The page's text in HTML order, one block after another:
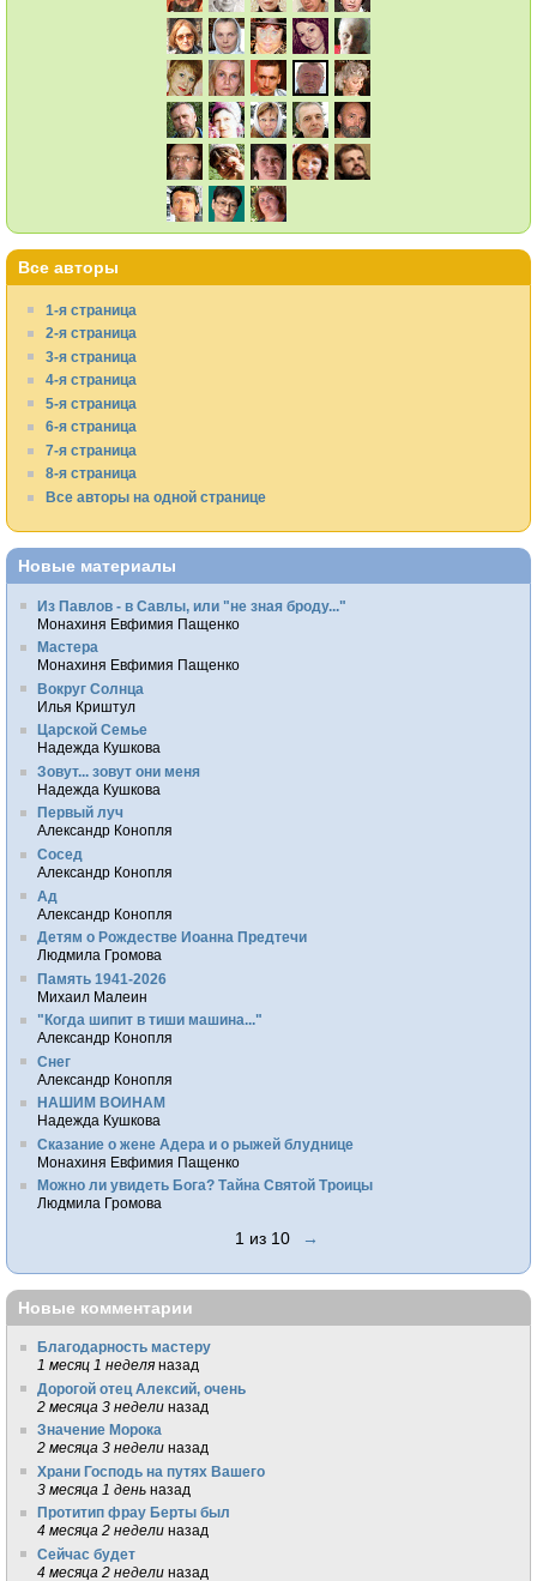
Все авторы
1-я страница
2-я страница
3-я страница
4-я страница
5-я страница
6-я страница
7-я страница
8-я страница
Все авторы на одной странице
Новые материалы
Из Павлов - в Савлы, или "не зная броду..."
Монахиня Евфимия Пащенко
Мастера
Монахиня Евфимия Пащенко
Вокруг Солнца
Илья Криштул
Царской Семье
Надежда Кушкова
Зовут... зовут они меня
Надежда Кушкова
Первый луч
Александр Конопля
Сосед
Александр Конопля
Ад
Александр Конопля
Детям о Рождестве Иоанна Предтечи
Людмила Громова
Память 1941-2026
Михаил Малеин
"Когда шипит в тиши машина..."
Александр Конопля
Снег
Александр Конопля
НАШИМ ВОИНАМ
Надежда Кушкова
Сказание о жене Адера и о рыжей блуднице
Монахиня Евфимия Пащенко
Можно ли увидеть Бога? Тайна Святой Троицы
Людмила Громова
1 из 10 →
Новые комментарии
Благодарность мастеру
1 месяц 1 неделя назад
Дорогой отец Алексий, очень
2 месяца 3 недели назад
Значение Морока
2 месяца 3 недели назад
Храни Господь на путях Вашего
3 месяца 1 день назад
Протитип фрау Берты был
4 месяца 2 недели назад
Сейчас будет
4 месяца 2 недели назад